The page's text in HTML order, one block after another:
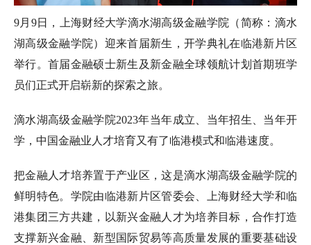
dafi@sufe.edu.cn
9月9日，上海财经大学滴水湖高级金融学院（简称：滴水
湖高级金融学院）迎来首届新生，开学典礼在临港新片区
举行。首届金融硕士新生及新金融全球领航计划首期班学
员们正式开启崭新的探索之旅。
滴水湖高级金融学院2023年当年成立、当年招生、当年开
学，中国金融业人才培育又有了临港模式和临港速度。
把金融人才培养置于产业区，这是滴水湖高级金融学院的
鲜明特色。学院由临港新片区管委会、上海财经大学和临
港集团三方共建，以新兴金融人才为培养目标，合作打造
支撑新兴金融、新型国际贸易等高质量发展的重要基础设